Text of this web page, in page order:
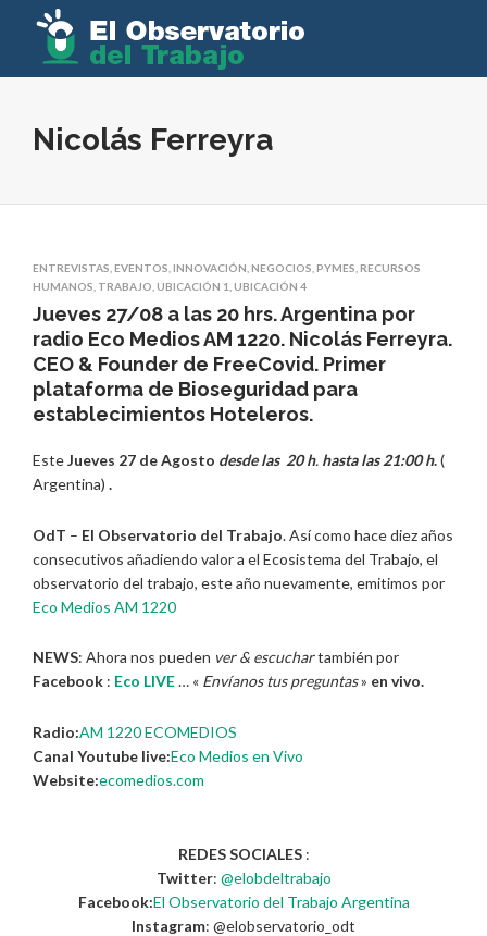
Nicolás Ferreyra
ENTREVISTAS EVENTOS INNOVACIÓN NEGOCIOS PYMES RECURSOS
HUMANOS TRABAJO UBICACIÓN 1 UBICACIÓN 4
Jueves 27/08 a las 20 hrs. Argentina por
radio Eco Medios AM 1220. Nicolás Ferreyra.
CEO & Founder de FreeCovid. Primer
plataforma de Bioseguridad para
establecimientos Hoteleros.
EsteJueves 27 de Agosto desde las 20 h. hasta las 21:00 h.(
Argentina) .
OdT – El Observatorio del Trabajo. Así como hace diez años
consecutivos añadiendo valor a el Ecosistema del Trabajo, el
observatorio del trabajo, este año nuevamente, emitimos por
Eco Medios AM 1220
NEWS: Ahora nos pueden ver & escuchartambién por
Facebook : Eco LIVE… « Envíanos tus preguntas» en vivo.
Radio:AM 1220 ECOMEDIOS
Canal Youtube live:Eco Medios en Vivo
Website:ecomedios.com
REDES SOCIALES :
Twitter: @elobdeltrabajo
Facebook:El Observatorio del Trabajo Argentina
Instagram: @elobservatorio_odt